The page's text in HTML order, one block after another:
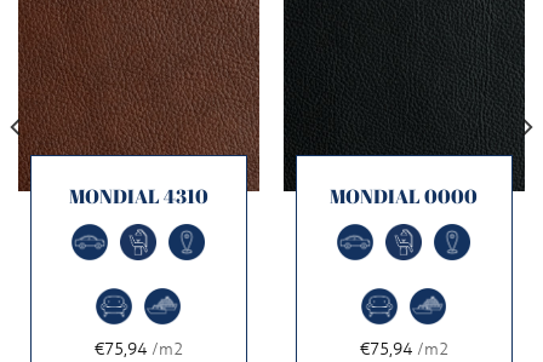
MONDIAL 4310
€75,94/m2
MONDIAL 0000
€75,94/m2